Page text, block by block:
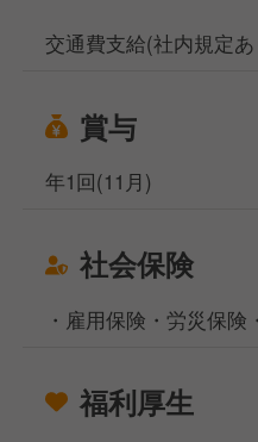
交通費支給(社内規定あ
賞与
年1回(11月)
社会保険
・雇用保険・労災保
福利厚生